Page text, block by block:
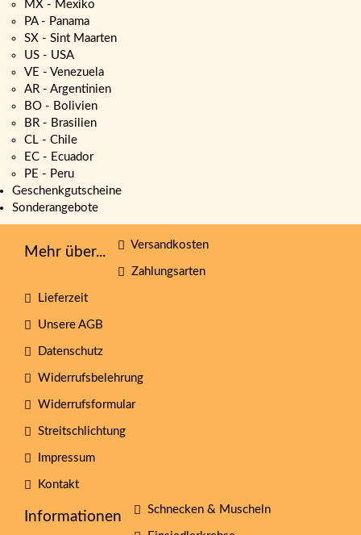
MX - Mexiko
PA - Panama
SX - Sint Maarten
US - USA
VE - Venezuela
AR - Argentinien
BO - Bolivien
BR - Brasilien
CL - Chile
EC - Ecuador
PE - Peru
Geschenkgutscheine
Sonderangebote
Mehr über... Versandkosten
Zahlungsarten
Lieferzeit
Unsere AGB
Datenschutz
Widerrufsbelehrung
Widerrufsformular
Streitschlichtung
Impressum
Kontakt
Informationen Schnecken & Muscheln